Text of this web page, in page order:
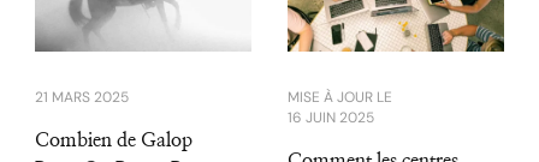
21 MARS 2025
Combien de Galop
MISE À JOUR LE
16 JUIN 2025